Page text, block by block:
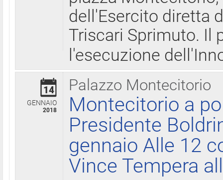
dell'Esercito diretta
Triscari Sprimuto. Il
l'esecuzione
Palazzo Montecitorio
14
GENNAIO
2018
Montecitorio a
Presidente
gennaio Alle 12
Vince Tempera